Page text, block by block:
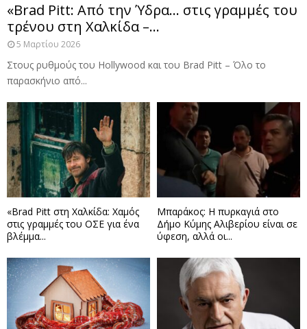
«Brad Pitt: Από την Ύδρα… στις γραμμές του
τρένου στη Χαλκίδα –...
5 Μαρτίου 2026
Στους ρυθμούς του Hollywood και του Brad Pitt – Όλο το
παρασκήνιο από...
«Brad Pitt στη Χαλκίδα: Χαμός
στις γραμμές του ΟΣΕ για ένα
βλέμμα...
Μπαράκος: Η πυρκαγιά στο
Δήμο Κύμης Αλιβερίου είναι σε
ύφεση, αλλά οι...